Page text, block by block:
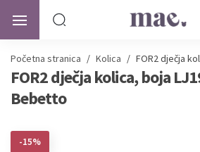
Početna stranica / Kolica / FOR2 dječja
FOR2 dječja kolica, boja
Bebetto
-15%